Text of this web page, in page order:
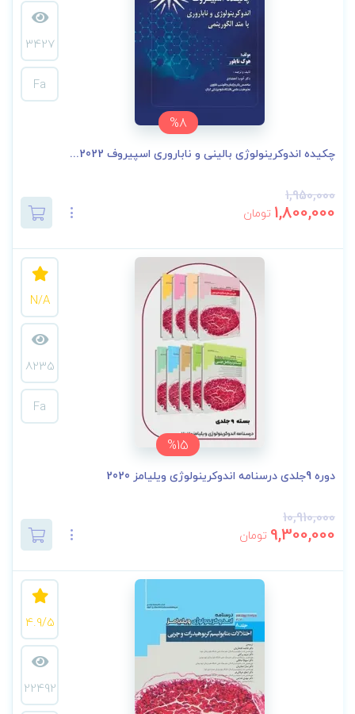
%8
3427
Fa
چکیده اندوکرینولوژی بالینی و ناباروری اسپیروف 2022...
1,950,000
1,800,000 تومان
%15
N/A
8235
Fa
دوره 9جلدی درسنامه اندوکرینولوژی ویلیامز 2020
10,910,000
9,300,000 تومان
4.9/5
22492